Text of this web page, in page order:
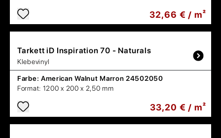
32,66 € / m²
Tarkett iD Inspiration 70 - Naturals
Klebevinyl
Farbe: American Walnut Marron 24502050
Format: 1200 x 200 x 2,50 mm
33,20 € / m²